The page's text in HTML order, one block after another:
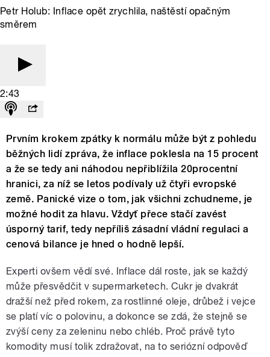
Petr Holub: Inflace opět zrychlila, naštěstí opačným
směrem
2:43
Prvním krokem zpátky k normálu může být z pohledu
běžných lidí zpráva, že inflace poklesla na 15 procent
a že se tedy ani náhodou nepřiblížila 20procentní
hranici, za níž se letos podívaly už čtyři evropské
země. Panické vize o tom, jak všichni zchudneme, je
možné hodit za hlavu. Vždyť přece stačí zavést
úsporný tarif, tedy nepříliš zásadní vládní regulaci a
cenová bilance je hned o hodně lepší.
Experti ovšem vědí své. Inflace dál roste, jak se každý
může přesvědčit v supermarketech. Cukr je dvakrát
dražší než před rokem, za rostlinné oleje, drůbež i vejce
se platí víc o polovinu, a dokonce se zdá, že stejně se
zvýší ceny za zeleninu nebo chléb. Proč právě tyto
komodity musí tolik zdražovat, na to seriózní odpověď